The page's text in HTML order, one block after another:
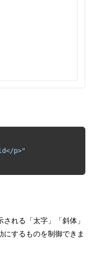
p>"
れる「太字」「斜体」
するものを制御できま